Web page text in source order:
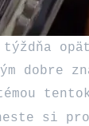
dobre
si